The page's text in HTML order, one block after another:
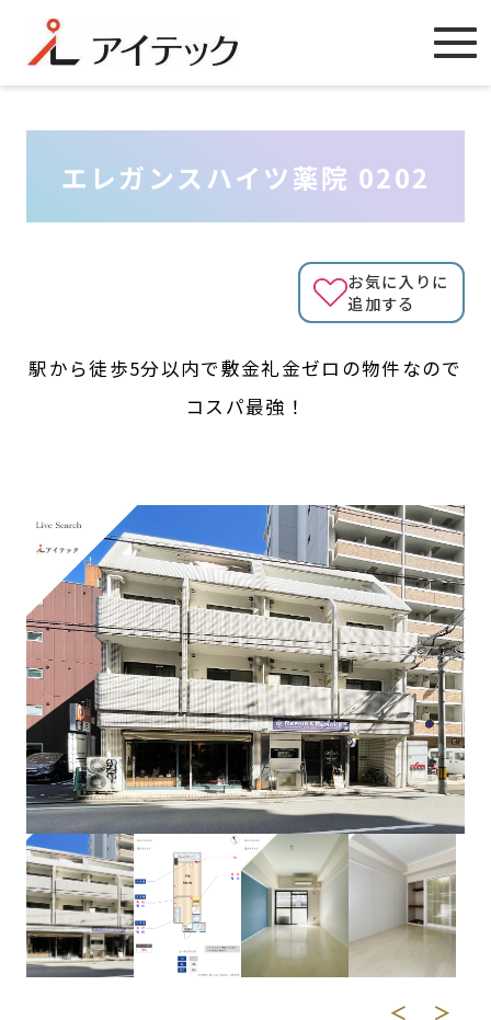
エレガンスハイツ薬院 0202
お気に入りに
追加する
駅から徒歩5分以内で敷金礼金ゼロの物件なので
コスパ最強！
＜ ＞